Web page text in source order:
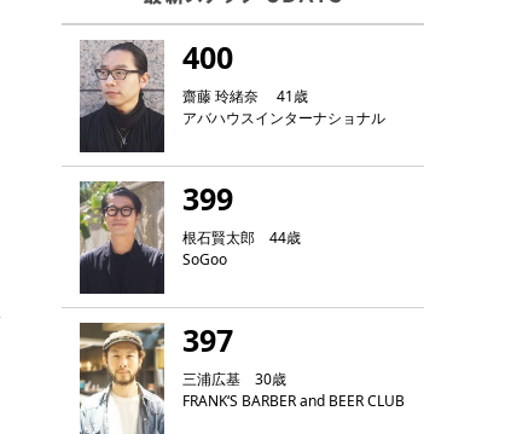
400
齋藤 玲緒奈 41歳
アバハウスインターナショナル
399
根石賢太郎 44歳
SoGoo
397
三浦広基 30歳
FRANK‘S BARBER and BEER CLUB